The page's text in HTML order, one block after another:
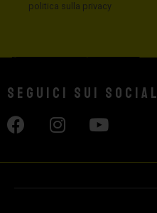
politica sulla privacy
Seguici sui social